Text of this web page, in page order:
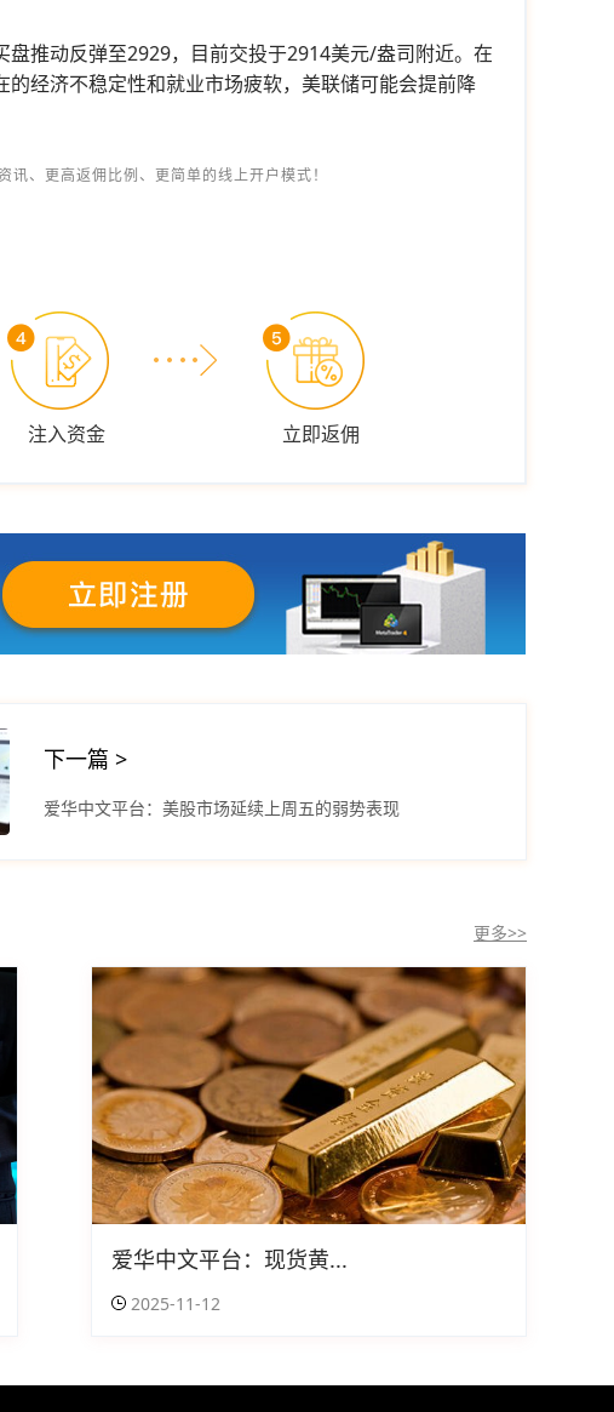
推动反弹至2929，目前交投于2914美元/盎司附近。在
经济不稳定性和就业市场疲软，美联储可能会提前降
、更高返佣比例、更简单的线上开户模式！
注入资金 立即返佣
下一篇 >
爱华中文平台：美股市场延续上周五的弱势表现
更多>>
爱华中文平台：现货黄...
2025-11-12